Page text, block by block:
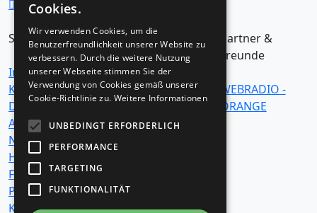
Seiten
Impressum /
Kontakt
Datenschutzerklärung
Allgemeine
Nutzungsbedingungen
Häufig gestellte
Fragen (F.A.Q. )
Partner
Kontakt
Kategorien
Business -
Finanzen -
Versicherungen
Einkaufen -
Produkt Tests -
Diät
Internet -
Partner &
Freunde
WEBRADIO -
ORANGE
Cookies.
Wir verwenden Cookies, um die
Benutzerfreundlichkeit unserer Website zu
verbessern. Durch die weitere Nutzung
unserer Webseite stimmen Sie der
Verwendung von Cookies gemäß unserer
Cookie-Richtlinie zu. Weitere Informationen
UNBEDINGT ERFORDERLICH
PERFORMANCE
TARGETING
FUNKTIONALITÄT